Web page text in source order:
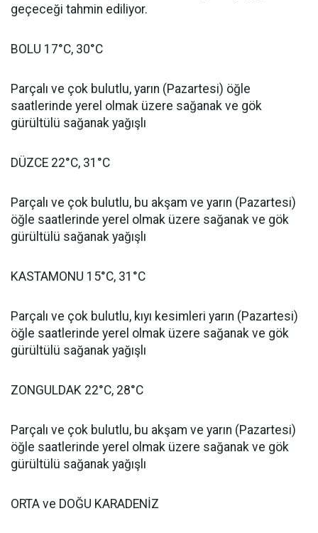
geçeceği tahmin ediliyor.
BOLU 17°C, 30°C
Parçalı ve çok bulutlu, yarın (Pazartesi) öğle
saatlerinde yerel olmak üzere sağanak ve gök
gürültülü sağanak yağışlı
DÜZCE 22°C, 31°C
Parçalı ve çok bulutlu, bu akşam ve yarın (Pazartesi)
öğle saatlerinde yerel olmak üzere sağanak ve gök
gürültülü sağanak yağışlı
KASTAMONU 15°C, 31°C
Parçalı ve çok bulutlu, kıyı kesimleri yarın (Pazartesi)
öğle saatlerinde yerel olmak üzere sağanak ve gök
gürültülü sağanak yağışlı
ZONGULDAK 22°C, 28°C
Parçalı ve çok bulutlu, bu akşam ve yarın (Pazartesi)
öğle saatlerinde yerel olmak üzere sağanak ve gök
gürültülü sağanak yağışlı
ORTA ve DOĞU KARADENİZ